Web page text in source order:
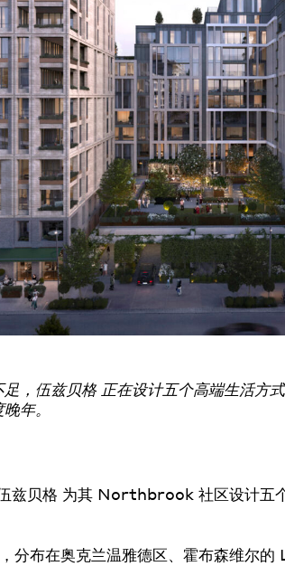
，伍兹贝格 正在设计五个高端生活方
年。
兹贝格 为其 Northbrook 社区设计五
分布在奥克兰温雅德区、霍布森维尔